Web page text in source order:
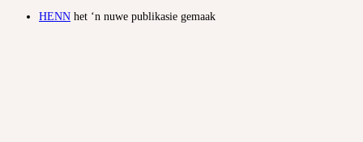
HENN het ‘n nuwe publikasie gemaak